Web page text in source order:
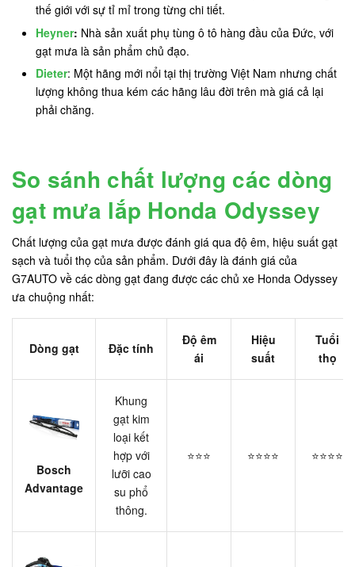
thế giới với sự tỉ mỉ trong từng chi tiết.
Heyner: Nhà sản xuất phụ tùng ô tô hàng đầu của Đức, với
gạt mưa là sản phẩm chủ đạo.
Dieter: Một hãng mới nổi tại thị trường Việt Nam nhưng chất
lượng không thua kém các hãng lâu đời trên mà giá cả lại
phải chăng.
So sánh chất lượng các dòng
gạt mưa lắp Honda Odyssey
Chất lượng của gạt mưa được đánh giá qua độ êm, hiệu suất gạt
sạch và tuổi thọ của sản phẩm. Dưới đây là đánh giá của
G7AUTO về các dòng gạt đang được các chủ xe Honda Odyssey
ưa chuộng nhất:
Dòng gạt Đặc tính
Độ êm
ái
Hiệu
suất
Tuổi
thọ
Bosch
Advantage
Khung
gạt kim
loại kết
hợp với
lưỡi cao
su phổ
thông.
⭐⭐⭐ ⭐⭐⭐⭐ ⭐⭐⭐⭐